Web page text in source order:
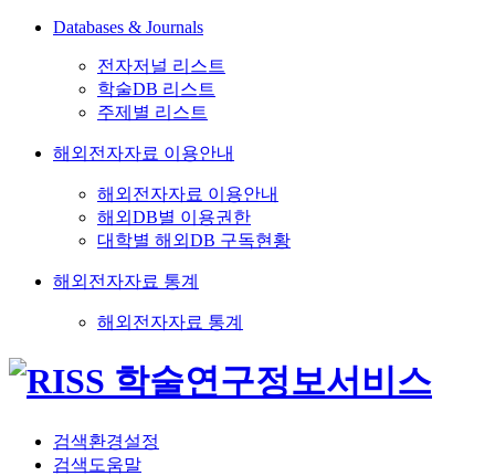
Databases & Journals
전자저널 리스트
학술DB 리스트
주제별 리스트
해외전자자료 이용안내
해외전자자료 이용안내
해외DB별 이용권한
대학별 해외DB 구독현황
해외전자자료 통계
해외전자자료 통계
검색환경설정
검색도움말